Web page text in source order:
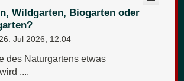
Wildgarten, Biogarten oder
Jul 2026, 12:04
des Naturgartens etwas
....